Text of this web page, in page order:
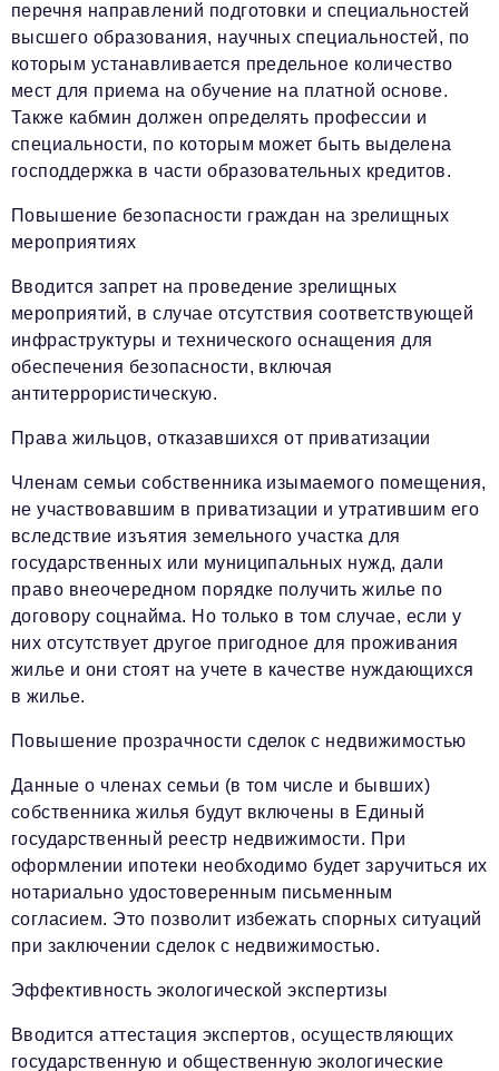
перечня направлений подготовки и специальностей
высшего образования, научных специальностей, по
которым устанавливается предельное количество
мест для приема на обучение на платной основе.
Также кабмин должен определять профессии и
специальности, по которым может быть выделена
господдержка в части образовательных кредитов.
Повышение безопасности граждан на зрелищных
мероприятиях
Вводится запрет на проведение зрелищных
мероприятий, в случае отсутствия соответствующей
инфраструктуры и технического оснащения для
обеспечения безопасности, включая
антитеррористическую.
Права жильцов, отказавшихся от приватизации
Членам семьи собственника изымаемого помещения,
не участвовавшим в приватизации и утратившим его
вследствие изъятия земельного участка для
государственных или муниципальных нужд, дали
право внеочередном порядке получить жилье по
договору соцнайма. Но только в том случае, если у
них отсутствует другое пригодное для проживания
жилье и они стоят на учете в качестве нуждающихся
в жилье.
Повышение прозрачности сделок с недвижимостью
Данные о членах семьи (в том числе и бывших)
собственника жилья будут включены в Единый
государственный реестр недвижимости. При
оформлении ипотеки необходимо будет заручиться их
нотариально удостоверенным письменным
согласием. Это позволит избежать спорных ситуаций
при заключении сделок с недвижимостью.
Эффективность экологической экспертизы
Вводится аттестация экспертов, осуществляющих
государственную и общественную экологические